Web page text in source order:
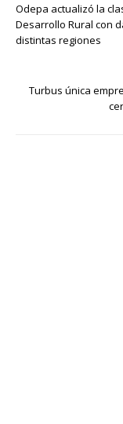
Odepa actualizó la
Desarrollo Rural con
distintas regiones
Turbus única